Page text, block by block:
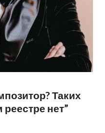
Таких
нет”